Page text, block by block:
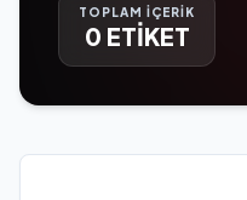
TOPLAM İÇERİK
0 ETİKET